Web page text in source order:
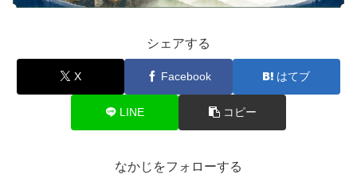
シェアする
X Facebook はてブ
LINE コピー
なかじをフォローする